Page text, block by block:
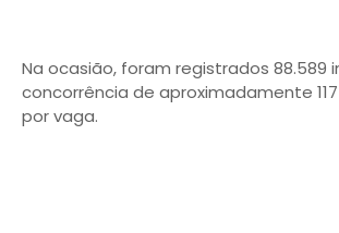
Na ocasião, foram registrados 88.589
concorrência de aproximadamente
por vaga.